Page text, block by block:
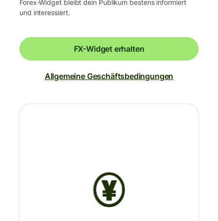
Forex-Widget bleibt dein Publikum bestens informiert
und interessiert.
FX-Widget erhalten
Allgemeine Geschäftsbedingungen